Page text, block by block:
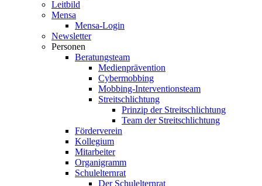
Leitbild
Mensa
Mensa-Login
Newsletter
Personen
Beratungsteam
Medienprävention
Cybermobbing
Mobbing-Interventionsteam
Streitschlichtung
Prinzip der Streitschlichtung
Team der Streitschlichtung
Förderverein
Kollegium
Mitarbeiter
Organigramm
Schulelternrat
Der Schulelternrat